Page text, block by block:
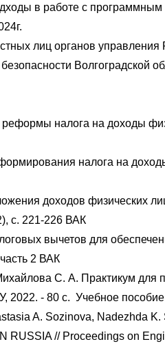
в работе с программным
лиц органов
Волгоградской
налога на доходы
налога на
доходов физических
с. 221-226 ВАК
вычетов для
2 ВАК
С. А. Практикум для
2022. - 80 с. Учебное пособие
A. Sozinova, Nadezhda
RUSSIA // Proceedings on